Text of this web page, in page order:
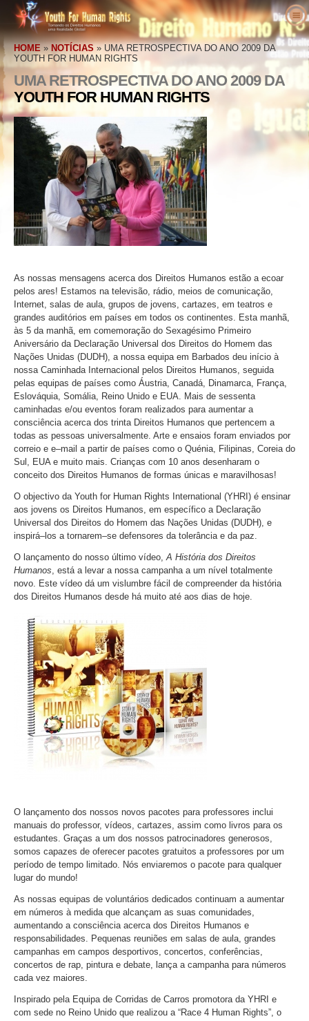
Sobre Nós
O que é a Youth for Human Rights?
O Nosso Propósito
História da Youth for Human Rights
Staff Executivo
Conselho Consultivo
Colaboradores da YHRI
Proclamações e Reconhecimentos
Comendações
O que são os Direitos Humanos
Direitos Humanos Definidos
Os Antecedentes dos Direitos Humanos
A Declaração Universal dos Direitos do
Homem
Professores
Bem–vindo
Detalhes do Pacote Educativo
Resultados de Professores
Currículo dos Direitos Humanos
Programas do Professor
Implementação do Programa
Entre em Ação
Envolva–se
Petição
Filiações e Donativos
Grupos
Competições
Vozes pelos Direitos Humanos
Defensores dos Direitos Humanos
Organizações de Direitos Humanos
Violações dos Direitos Humanos
Notícias
Encomenda
Contacto
HOME» NOTÍCIAS » UMA RETROSPECTIVA DO ANO 2009 DA
YOUTH FOR HUMAN RIGHTS
UMA RETROSPECTIVA DO ANO 2009 DA
YOUTH FOR HUMAN RIGHTS
As nossas mensagens acerca dos Direitos Humanos estão a ecoar
pelos ares! Estamos na televisão, rádio, meios de comunicação,
Internet, salas de aula, grupos de jovens, cartazes, em teatros e
grandes auditórios em países em todos os continentes. Esta manhã,
às 5 da manhã, em comemoração do Sexagésimo Primeiro
Aniversário da Declaração Universal dos Direitos do Homem das
Nações Unidas (DUDH), a nossa equipa em Barbados deu início à
nossa Caminhada Internacional pelos Direitos Humanos, seguida
pelas equipas de países como Áustria, Canadá, Dinamarca, França,
Eslováquia, Somália, Reino Unido e EUA. Mais de sessenta
caminhadas e/ou eventos foram realizados para aumentar a
consciência acerca dos trinta Direitos Humanos que pertencem a
todas as pessoas universalmente. Arte e ensaios foram enviados por
correio e e–mail a partir de países como o Quénia, Filipinas, Coreia do
Sul, EUA e muito mais. Crianças com 10 anos desenharam o
conceito dos Direitos Humanos de formas únicas e maravilhosas!
O objectivo da Youth for Human Rights International (YHRI) é ensinar
aos jovens os Direitos Humanos, em específico a Declaração
Universal dos Direitos do Homem das Nações Unidas (DUDH), e
inspirá–los a tornarem–se defensores da tolerância e da paz.
O lançamento do nosso último vídeo, A História dos Direitos
Humanos , está a levar a nossa campanha a um nível totalmente
novo. Este vídeo dá um vislumbre fácil de compreender da história
dos Direitos Humanos desde há muito até aos dias de hoje.
O lançamento dos nossos novos pacotes para professores inclui
manuais do professor, vídeos, cartazes, assim como livros para os
estudantes. Graças a um dos nossos patrocinadores generosos,
somos capazes de oferecer pacotes gratuitos a professores por um
período de tempo limitado. Nós enviaremos o pacote para qualquer
lugar do mundo!
As nossas equipas de voluntários dedicados continuam a aumentar
em números à medida que alcançam as suas comunidades,
aumentando a consciência acerca dos Direitos Humanos e
responsabilidades. Pequenas reuniões em salas de aula, grandes
campanhas em campos desportivos, concertos, conferências,
concertos de rap, pintura e debate, lança a campanha para números
cada vez maiores.
Inspirado pela Equipa de Corridas de Carros promotora da YHRI e
com sede no Reino Unido que realizou a “Race 4 Human Rights”, o